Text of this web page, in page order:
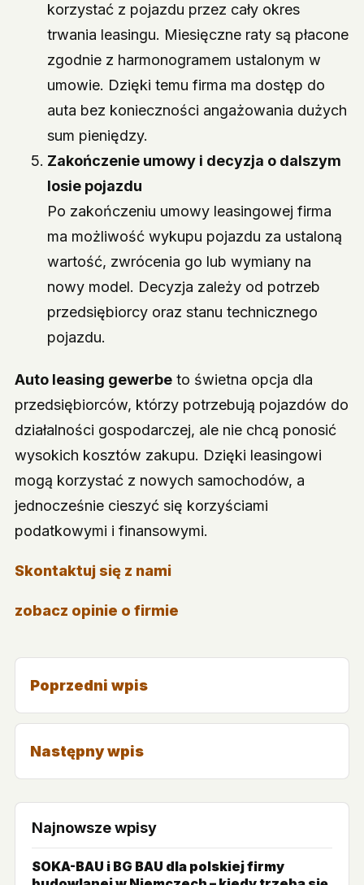
korzystać z pojazdu przez cały okres
trwania leasingu. Miesięczne raty są płacone
zgodnie z harmonogramem ustalonym w
umowie. Dzięki temu firma ma dostęp do
auta bez konieczności angażowania dużych
sum pieniędzy.
Zakończenie umowy i decyzja o dalszym
losie pojazdu
Po zakończeniu umowy leasingowej firma
ma możliwość wykupu pojazdu za ustaloną
wartość, zwrócenia go lub wymiany na
nowy model. Decyzja zależy od potrzeb
przedsiębiorcy oraz stanu technicznego
pojazdu.
Auto leasing gewerbe to świetna opcja dla
przedsiębiorców, którzy potrzebują pojazdów do
działalności gospodarczej, ale nie chcą ponosić
wysokich kosztów zakupu. Dzięki leasingowi
mogą korzystać z nowych samochodów, a
jednocześnie cieszyć się korzyściami
podatkowymi i finansowymi.
Skontaktuj się z nami
zobacz opinie o firmie
Poprzedni wpis
Następny wpis
Najnowsze wpisy
SOKA-BAU i BG BAU dla polskiej firmy